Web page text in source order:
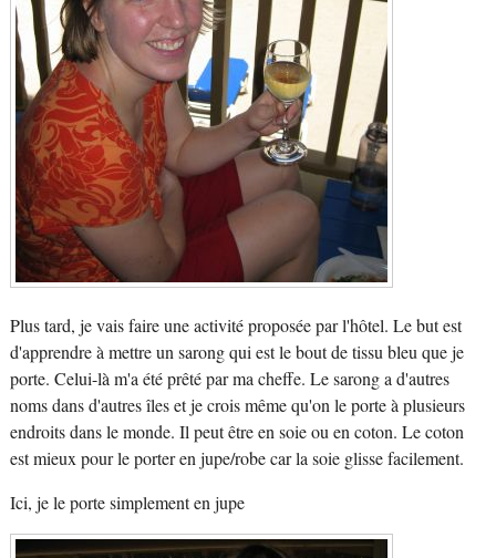
Plus tard, je vais faire une activité proposée par l'hôtel. Le but est
d'apprendre à mettre un sarong qui est le bout de tissu bleu que je
porte. Celui-là m'a été prêté par ma cheffe. Le sarong a d'autres
noms dans d'autres îles et je crois même qu'on le porte à plusieurs
endroits dans le monde. Il peut être en soie ou en coton. Le coton
est mieux pour le porter en jupe/robe car la soie glisse facilement.
Ici, je le porte simplement en jupe